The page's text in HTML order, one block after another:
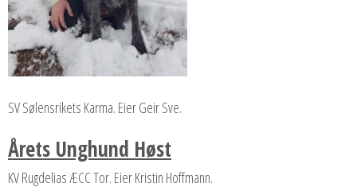
SV Sølensrikets Karma. Eier Geir Sve.
Årets Unghund Høst
KV Rugdelias ÆCC Tor. Eier Kristin Hoffmann.